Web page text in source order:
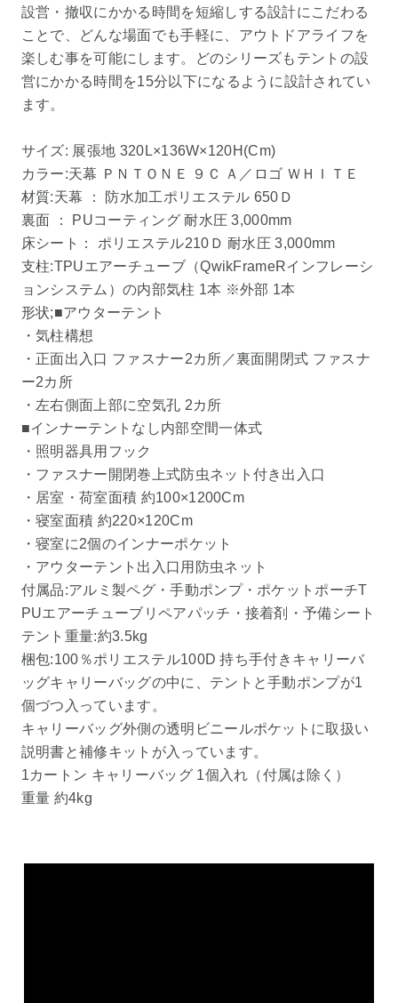
設営・撤収にかかる時間を短縮しする設計にこだわる
ことで、どんな場面でも手軽に、アウトドアライフを
楽しむ事を可能にします。どのシリーズもテントの設
営にかかる時間を15分以下になるように設計されてい
ます。
サイズ: 展張地 320L×136W×120H(Cm)
カラー:天幕 ＰＮＴＯＮＥ ９Ｃ Ａ／ロゴ ＷＨＩＴＥ
材質:天幕 ： 防水加工ポリエステル 650Ｄ
裏面 ： PUコーティング 耐水圧 3,000mm
床シート： ポリエステル210Ｄ 耐水圧 3,000mm
支柱:TPUエアーチューブ（QwikFrameRインフレーシ
ョンシステム）の内部気柱 1本 ※外部 1本
形状;■アウターテント
・気柱構想
・正面出入口 ファスナー2カ所／裏面開閉式 ファスナ
ー2カ所
・左右側面上部に空気孔 2カ所
■インナーテントなし内部空間一体式
・照明器具用フック
・ファスナー開閉巻上式防虫ネット付き出入口
・居室・荷室面積 約100×1200Cm
・寝室面積 約220×120Cm
・寝室に2個のインナーポケット
・アウターテント出入口用防虫ネット
付属品:アルミ製ペグ・手動ポンプ・ポケットポーチT
PUエアーチューブリペアパッチ・接着剤・予備シート
テント重量:約3.5kg
梱包:100％ポリエステル100D 持ち手付きキャリーバ
ッグキャリーバッグの中に、テントと手動ポンプが1
個づつ入っています。
キャリーバッグ外側の透明ビニールポケットに取扱い
説明書と補修キットが入っています。
1カートン キャリーバッグ 1個入れ（付属は除く）
重量 約4kg